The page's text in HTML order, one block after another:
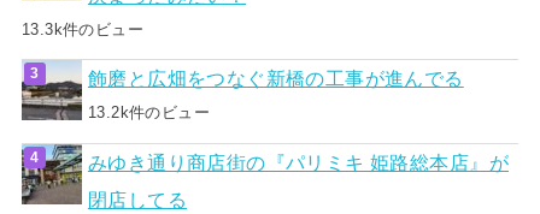
13.3k件のビュー
飾磨と広畑をつなぐ新橋の工事が進んでる
13.2k件のビュー
みゆき通り商店街の『パリミキ 姫路総本店』が
閉店してる